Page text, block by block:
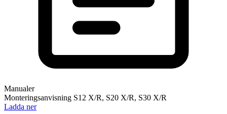
Manualer
Monteringsanvisning S12 X/R, S20 X/R, S30 X/R
Ladda ner